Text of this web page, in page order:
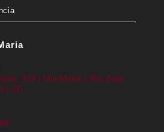
418 | Vila Maria | São José
| SP